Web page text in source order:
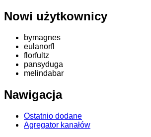
Nowi użytkownicy
bymagnes
eulanorfl
florfultz
pansyduga
melindabar
Nawigacja
Ostatnio dodane
Agregator kanałów